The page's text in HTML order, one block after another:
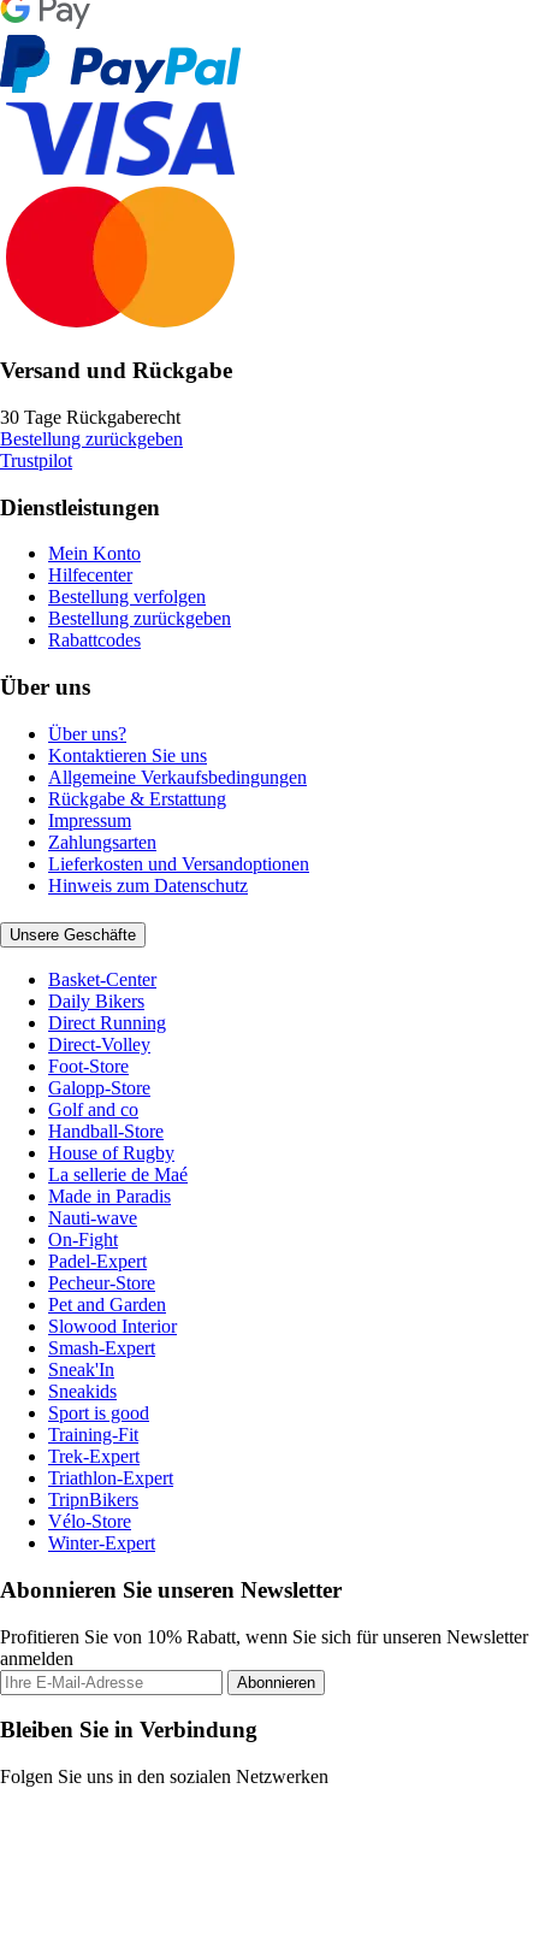
Versand und Rückgabe
30 Tage Rückgaberecht
Bestellung zurückgeben
Trustpilot
Dienstleistungen
Mein Konto
Hilfecenter
Bestellung verfolgen
Bestellung zurückgeben
Rabattcodes
Über uns
Über uns?
Kontaktieren Sie uns
Allgemeine Verkaufsbedingungen
Rückgabe & Erstattung
Impressum
Zahlungsarten
Lieferkosten und Versandoptionen
Hinweis zum Datenschutz
Unsere Geschäfte
Basket-Center
Daily Bikers
Direct Running
Direct-Volley
Foot-Store
Galopp-Store
Golf and co
Handball-Store
House of Rugby
La sellerie de Maé
Made in Paradis
Nauti-wave
On-Fight
Padel-Expert
Pecheur-Store
Pet and Garden
Slowood Interior
Smash-Expert
Sneak'In
Sneakids
Sport is good
Training-Fit
Trek-Expert
Triathlon-Expert
TripnBikers
Vélo-Store
Winter-Expert
Abonnieren Sie unseren Newsletter
Profitieren Sie von 10% Rabatt, wenn Sie sich für unseren Newsletter
anmelden
Abonnieren
Bleiben Sie in Verbindung
Folgen Sie uns in den sozialen Netzwerken